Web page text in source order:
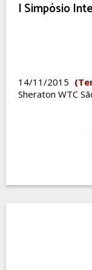
I Simpósio
14/11/2015
Sheraton WTC